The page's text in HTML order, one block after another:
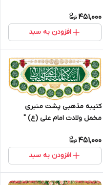
451,000
افزودن به سبد
کتیبه مذهبی پشت منبری
مخمل ولادت امام علی (ع) "
" - 1004
451,000
افزودن به سبد